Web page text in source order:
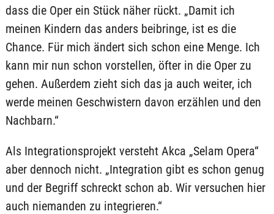
dass die Oper ein Stück näher rückt. „Damit ich
meinen Kindern das anders beibringe, ist es die
Chance. Für mich ändert sich schon eine Menge. Ich
kann mir nun schon vorstellen, öfter in die Oper zu
gehen. Außerdem zieht sich das ja auch weiter, ich
werde meinen Geschwistern davon erzählen und den
Nachbarn.“
Als Integrationsprojekt versteht Akca „Selam Opera“
aber dennoch nicht. „Integration gibt es schon genug
und der Begriff schreckt schon ab. Wir versuchen hier
auch niemanden zu integrieren.“